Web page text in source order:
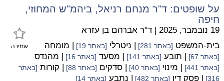
על שופטים: ד"ר מנחם רניאל, ביהמ"ש המחוזי,
חיפה
שמירה
19 נובמבר, 2025 | ד"ר אברהם בן עזרא
בית-המשפט [באתר 281] | ניטרלי [באתר 19] | מומחה
[באתר 67] | תובע [באתר 141] | מסעד [באתר 16] | מהנדס
[באתר 441] | מינוי [באתר 40] | סדקים [באתר 88] | קורות [באתר
316]
| פסק דין [באתר 482] | נתבע [באתר 14]